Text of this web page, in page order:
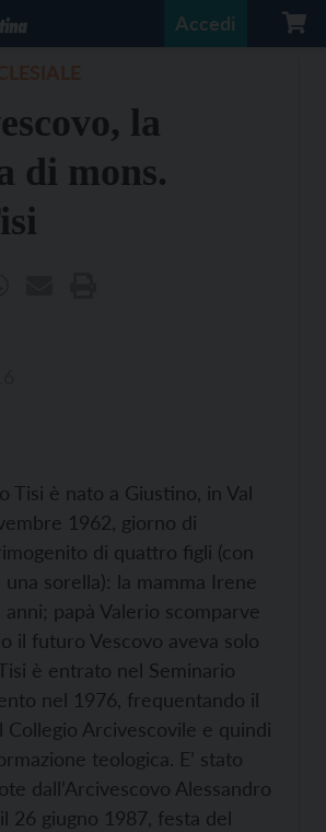
Accedi
la
di mons.
Tisi è nato a Giustino, in Val
1962, giorno di
di quattro figli (con
sorella): la mamma Irene
papà Valerio scomparve
il futuro Vescovo aveva solo
è entrato nel Seminario
nel 1976, frequentando il
Collegio Arcivescovile e quindi
teologica. E’ stato
dall’Arcivescovo Alessandro
26 giugno 1987, festa del